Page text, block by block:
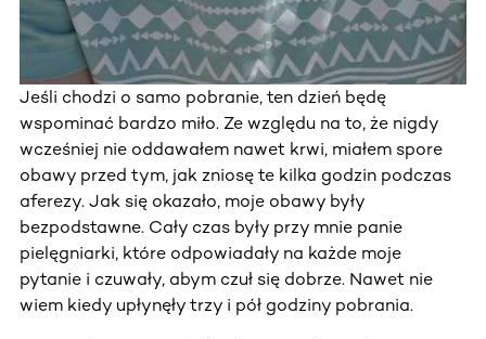
Jeśli chodzi o samo pobranie, ten dzień będę
wspominać bardzo miło. Ze względu na to, że nigdy
wcześniej nie oddawałem nawet krwi, miałem spore
obawy przed tym, jak zniosę te kilka godzin podczas
aferezy. Jak się okazało, moje obawy były
bezpodstawne. Cały czas były przy mnie panie
pielęgniarki, które odpowiadały na każde moje
pytanie i czuwały, abym czuł się dobrze. Nawet nie
wiem kiedy upłynęły trzy i pół godziny pobrania.